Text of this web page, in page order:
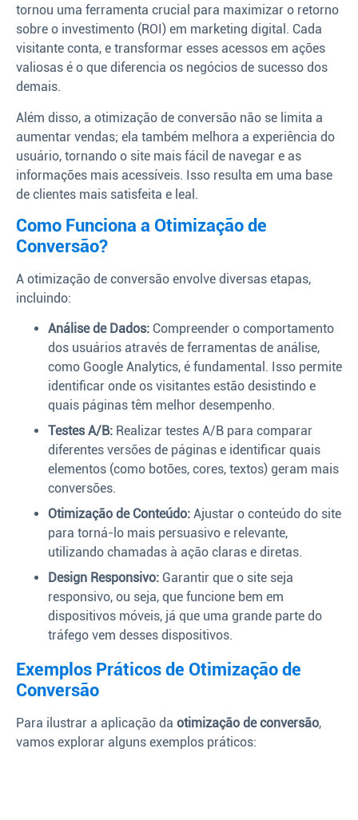
tornou uma ferramenta crucial para maximizar o retorno
sobre o investimento (ROI) em marketing digital. Cada
visitante conta, e transformar esses acessos em ações
valiosas é o que diferencia os negócios de sucesso dos
demais.
Além disso, a otimização de conversão não se limita a
aumentar vendas; ela também melhora a experiência do
usuário, tornando o site mais fácil de navegar e as
informações mais acessíveis. Isso resulta em uma base
de clientes mais satisfeita e leal.
Como Funciona a Otimização de
Conversão?
A otimização de conversão envolve diversas etapas,
incluindo:
Análise de Dados: Compreender o comportamento
dos usuários através de ferramentas de análise,
como Google Analytics, é fundamental. Isso permite
identificar onde os visitantes estão desistindo e
quais páginas têm melhor desempenho.
Testes A/B: Realizar testes A/B para comparar
diferentes versões de páginas e identificar quais
elementos (como botões, cores, textos) geram mais
conversões.
Otimização de Conteúdo: Ajustar o conteúdo do site
para torná-lo mais persuasivo e relevante,
utilizando chamadas à ação claras e diretas.
Design Responsivo: Garantir que o site seja
responsivo, ou seja, que funcione bem em
dispositivos móveis, já que uma grande parte do
tráfego vem desses dispositivos.
Exemplos Práticos de Otimização de
Conversão
Para ilustrar a aplicação da otimização de conversão,
vamos explorar alguns exemplos práticos: